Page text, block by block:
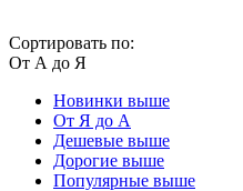
Сортировать по:
От А до Я
Новинки выше
От Я до А
Дешевые выше
Дорогие выше
Популярные выше